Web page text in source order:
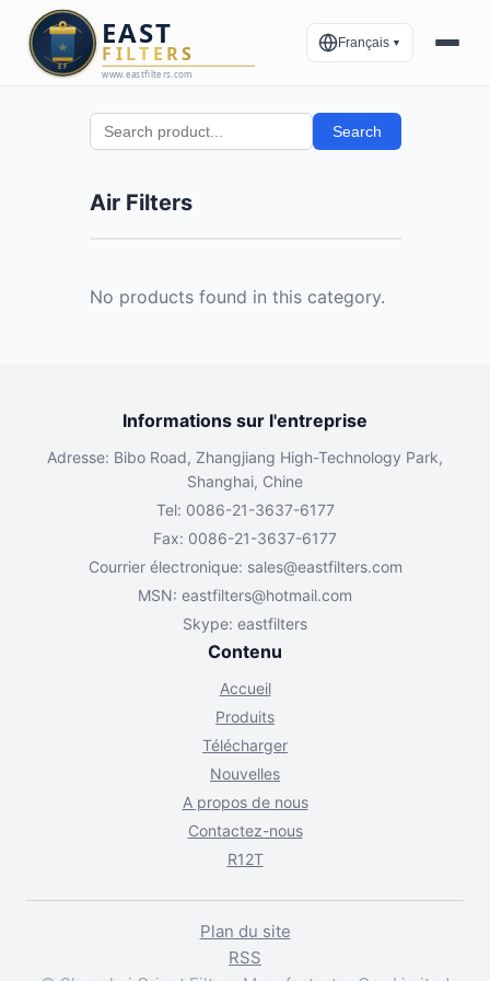
Français ▼
Search
Air Filters
No products found in this category.
Informations sur l'entreprise
Adresse: Bibo Road, Zhangjiang High-Technology Park,
Shanghai, Chine
Tel: 0086-21-3637-6177
Fax: 0086-21-3637-6177
Courrier électronique: sales@eastfilters.com
MSN: eastfilters@hotmail.com
Skype: eastfilters
Contenu
Accueil
Produits
Télécharger
Nouvelles
A propos de nous
Contactez-nous
R12T
Plan du site
RSS